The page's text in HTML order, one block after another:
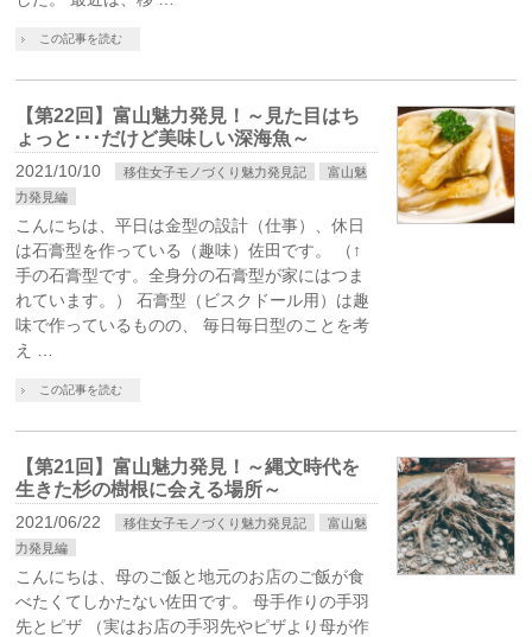
この記事を読む
【第22回】富山魅力発見！～見た目はち
ょっと･･･だけど美味しい深海魚～
2021/10/10 移住女子モノづくり魅力発見記
富山魅
力発見編
こんにちは、平日は金型の設計（仕事）、休日
は石膏型を作っている（趣味）佐田です。 （↑
手の石膏型です。全身分の石膏型が家にはつま
れています。） 石膏型（ビスクドール用）は趣
味で作っているものの、 毎日毎日型のことを考
え …
この記事を読む
【第21回】富山魅力発見！～縄文時代を
生きた杉の樹根に会える場所～
2021/06/22 移住女子モノづくり魅力発見記
富山魅
力発見編
こんにちは、母のご飯と地元のお店のご飯が食
べたくてしかたない佐田です。 母手作りの手羽
先とピザ （実はお店の手羽先やピザより母が作